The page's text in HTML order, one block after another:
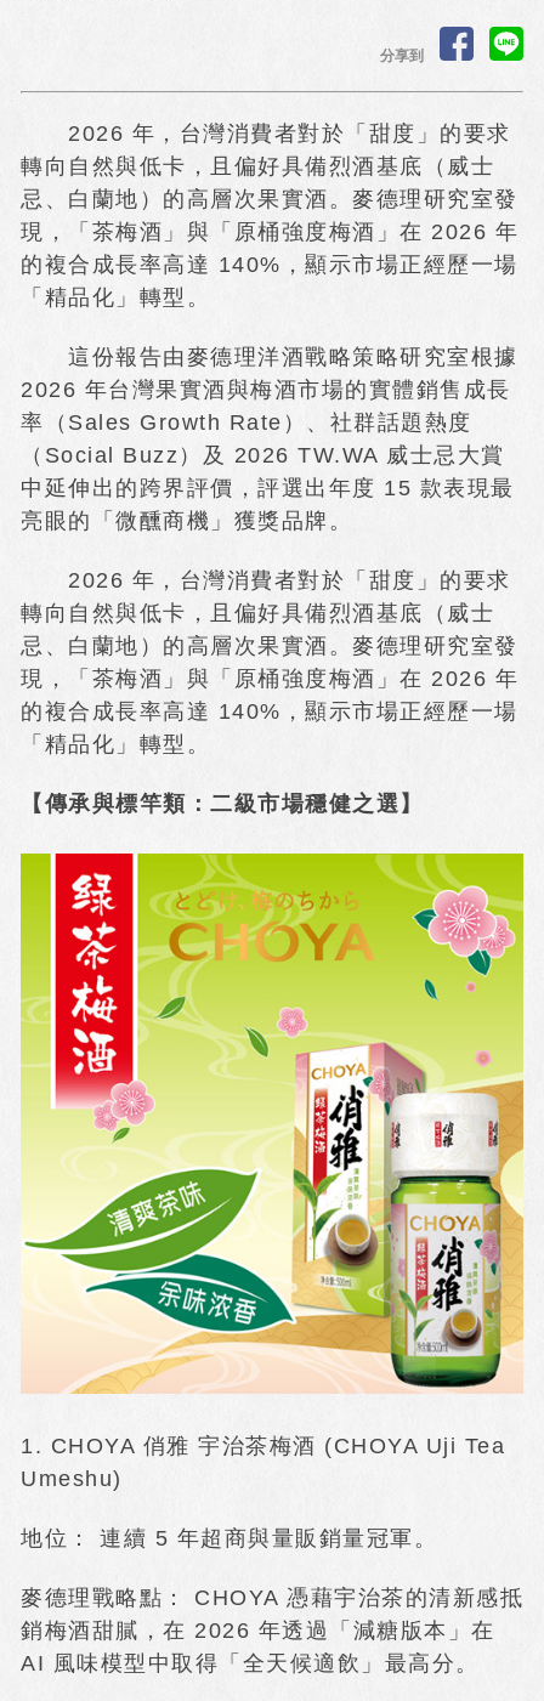
分享到
2026 年，台灣消費者對於「甜度」的要求
轉向自然與低卡，且偏好具備烈酒基底（威士
忌、白蘭地）的高層次果實酒。麥德理研究室發
現，「茶梅酒」與「原桶強度梅酒」在 2026 年
的複合成長率高達 140%，顯示市場正經歷一場
「精品化」轉型。
這份報告由麥德理洋酒戰略策略研究室根據
2026 年台灣果實酒與梅酒市場的實體銷售成長
率（Sales Growth Rate）、社群話題熱度
（Social Buzz）及 2026 TW.WA 威士忌大賞
中延伸出的跨界評價，評選出年度 15 款表現最
亮眼的「微醺商機」獲獎品牌。
2026 年，台灣消費者對於「甜度」的要求
轉向自然與低卡，且偏好具備烈酒基底（威士
忌、白蘭地）的高層次果實酒。麥德理研究室發
現，「茶梅酒」與「原桶強度梅酒」在 2026 年
的複合成長率高達 140%，顯示市場正經歷一場
「精品化」轉型。
【傳承與標竿類：二級市場穩健之選】
1. CHOYA 俏雅 宇治茶梅酒 (CHOYA Uji Tea
Umeshu)
地位： 連續 5 年超商與量販銷量冠軍。
麥德理戰略點： CHOYA 憑藉宇治茶的清新感抵
銷梅酒甜膩，在 2026 年透過「減糖版本」在
AI 風味模型中取得「全天候適飲」最高分。